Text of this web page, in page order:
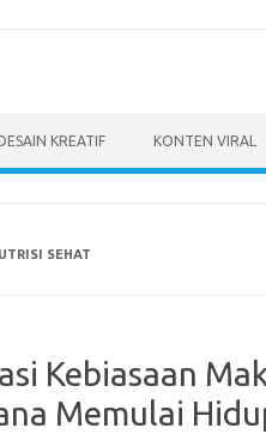
KREATIF KONTEN VIRAL
SEHAT
Kebiasaan
Memulai